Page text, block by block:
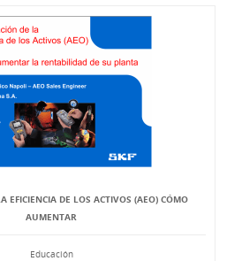
EFICIENCIA DE LOS ACTIVOS (AEO) CÓMO
AUMENTAR
Educación